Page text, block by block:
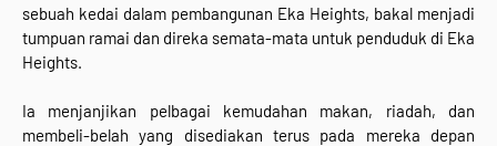
sebuah kedai dalam pembangunan Eka Heights, bakal menjadi
tumpuan ramai dan direka semata-mata untuk penduduk di Eka
Heights.
Ia menjanjikan pelbagai kemudahan makan, riadah, dan
membeli-belah yang disediakan terus pada mereka depan